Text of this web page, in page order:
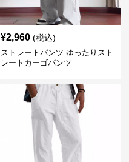
¥2,960 (税込)
ストレートパンツ ゆったりスト
レートカーゴパンツ